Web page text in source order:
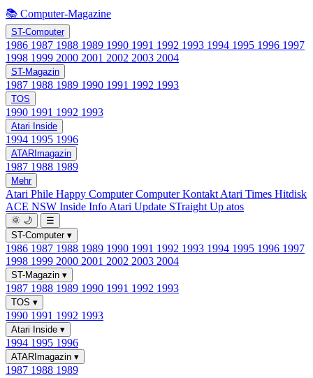
📚 Computer-Magazine
ST-Computer
1986 1987 1988 1989 1990 1991 1992 1993 1994 1995 1996 1997
1998 1999 2000 2001 2002 2003 2004
ST-Magazin
1987 1988 1989 1990 1991 1992 1993
TOS
1990 1991 1992 1993
Atari Inside
1994 1995 1996
ATARImagazin
1987 1988 1989
Mehr
Atari Phile Happy ComputerComputer Kontakt Atari Times Hitdisk
ACE NSW Inside Info Atari Update STraight Up atos
🌞 🌙
☰
ST-Computer ▾
1986 1987 1988 1989 1990 1991 1992 1993 1994 1995 1996 1997
1998 1999 2000 2001 2002 2003 2004
ST-Magazin ▾
1987 1988 1989 1990 1991 1992 1993
TOS ▾
1990 1991 1992 1993
Atari Inside ▾
1994 1995 1996
ATARImagazin ▾
1987 1988 1989